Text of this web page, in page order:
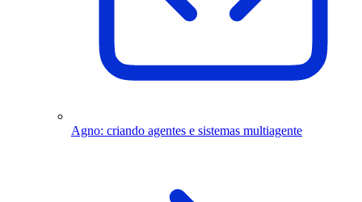
Agno: criando agentes e sistemas multiagente